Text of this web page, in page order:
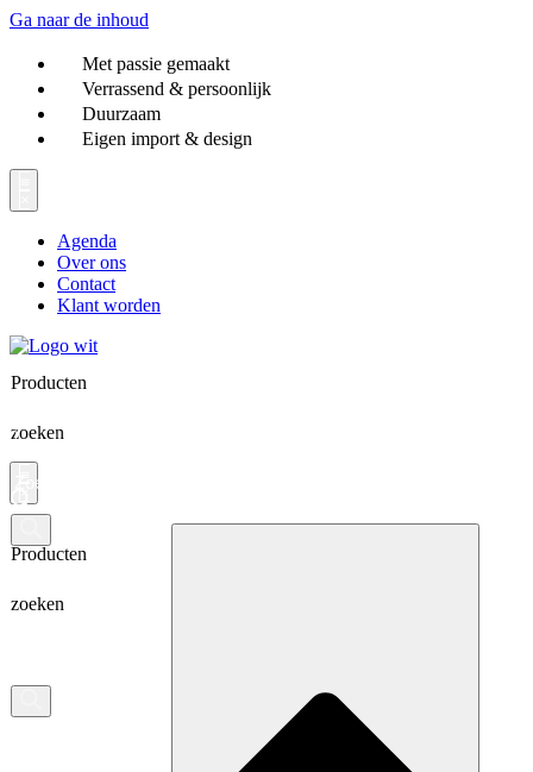
Ga naar de inhoud
Met passie gemaakt
Verrassend & persoonlijk
Duurzaam
Eigen import & design
Agenda
Over ons
Contact
Klant worden
Producten
zoeken
Producten
zoeken